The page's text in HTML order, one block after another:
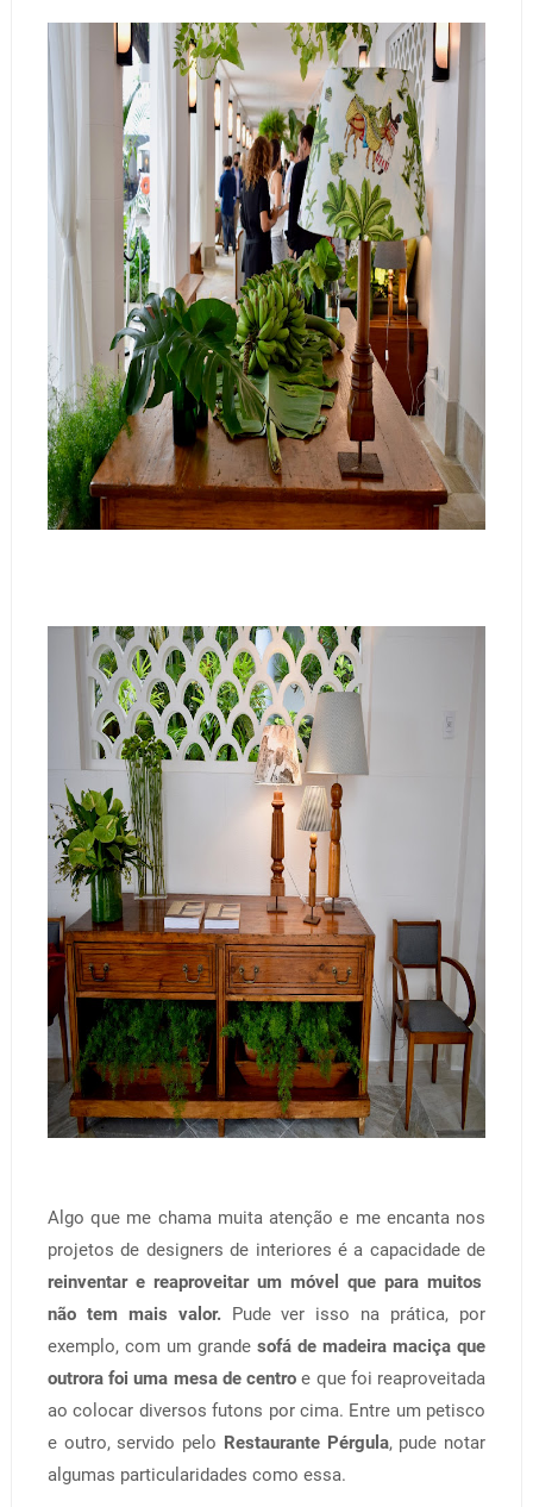
Algo que me chama muita atenção e me encanta nos
projetos de designers de interiores é a capacidade de
reinventar e reaproveitar um móvel que para muitos
não tem mais valor. Pude ver isso na prática, por
exemplo, com um grande sofá de madeira maciça que
outrora foi uma mesa de centro e que foi reaproveitada
ao colocar diversos futons por cima. Entre um petisco
e outro, servido pelo Restaurante Pérgula, pude notar
algumas particularidades como essa.